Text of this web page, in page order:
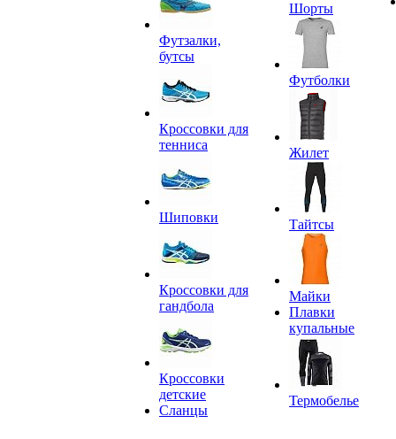
Футзалки,
бутсы
Кроссовки для
тенниса
Шиповки
Кроссовки для
гандбола
Кроссовки
детские
Сланцы
Шорты
Футболки
Жилет
Тайтсы
Майки
Плавки
купальные
Термобелье